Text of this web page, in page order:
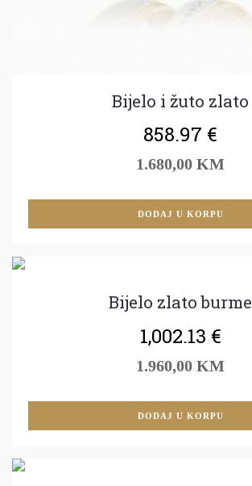
Bijelo i žuto zlato
858.97 €
1.680,00 KM
DODAJ U KORPU
Bijelo zlato burme
1,002.13 €
1.960,00 KM
DODAJ U KORPU